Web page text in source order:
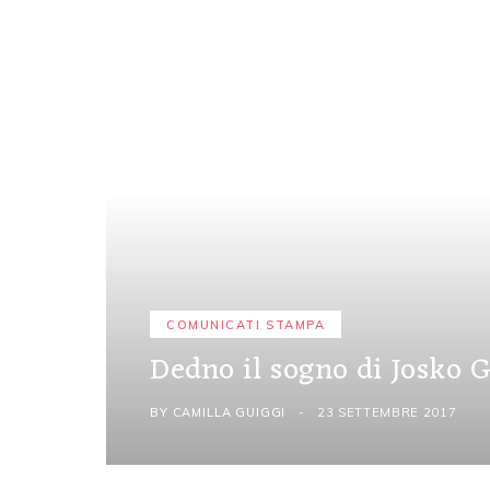
COMUNICATI STAMPA
Dedno il sogno di Josko
BY CAMILLA GUIGGI 23 SETTEMBRE 2017